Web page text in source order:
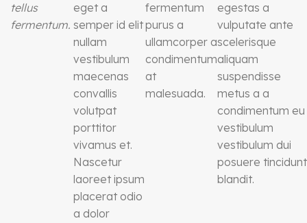
tellus
fermentum.
eget a
semper id elit
nullam
vestibulum
maecenas
convallis
volutpat
porttitor
vivamus et.
Nascetur
laoreet ipsum
placerat odio
a dolor
fermentum
purus a
ullamcorper a
condimentum
at
malesuada.
egestas a
vulputate ante
scelerisque
aliquam
suspendisse
metus a a
condimentum eu
vestibulum
vestibulum dui
posuere tincidunt
blandit.